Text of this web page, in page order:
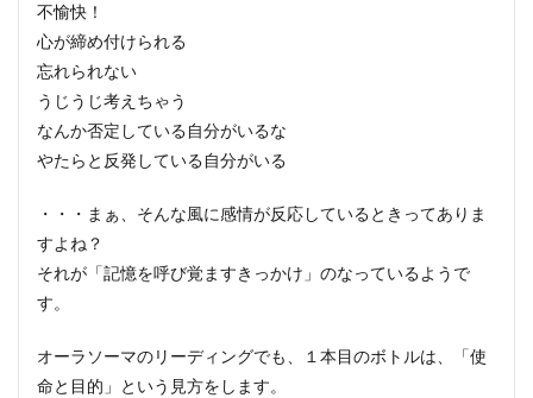
不愉快！
心が締め付けられる
忘れられない
うじうじ考えちゃう
なんか否定している自分がいるな
やたらと反発している自分がいる
・・・まぁ、そんな風に感情が反応しているときってありま
すよね？
それが「記憶を呼び覚ますきっかけ」のなっているようで
す。
オーラソーマのリーディングでも、１本目のボトルは、「使
命と目的」という見方をします。